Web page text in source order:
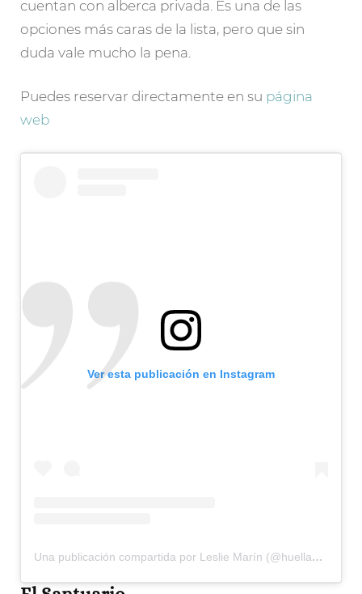
cuentan con alberca privada. Es una de las
opciones más caras de la lista, pero que sin
duda vale mucho la pena.
Puedes reservar directamente en su página
web
Ver esta publicación en Instagram
Una publicación compartida por Leslie Marín (@huellasdesal)